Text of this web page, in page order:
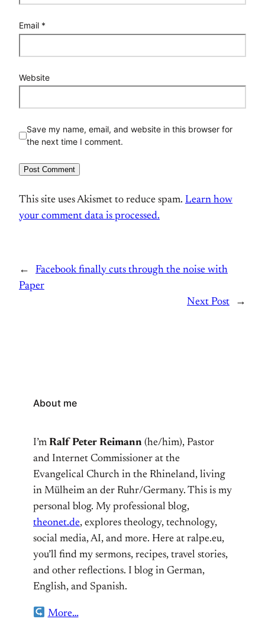
Email *
Website
Save my name, email, and website in this browser for
the next time I comment.
This site uses Akismet to reduce spam. Learn how
your comment data is processed.
←
Facebook finally cuts through the noise with
Paper
Next Post
→
About me
I’m Ralf Peter Reimann (he/him), Pastor
and Internet Commissioner at the
Evangelical Church in the Rhineland, living
in Mülheim an der Ruhr/Germany. This is my
personal blog. My professional blog,
theonet.de, explores theology, technology,
social media, AI, and more. Here at ralpe.eu,
you’ll find my sermons, recipes, travel stories,
and other reflections. I blog in German,
English, and Spanish.
More…